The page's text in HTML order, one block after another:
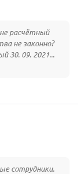
расчётный
не законно?
30. 09. 2021...
сотрудники.